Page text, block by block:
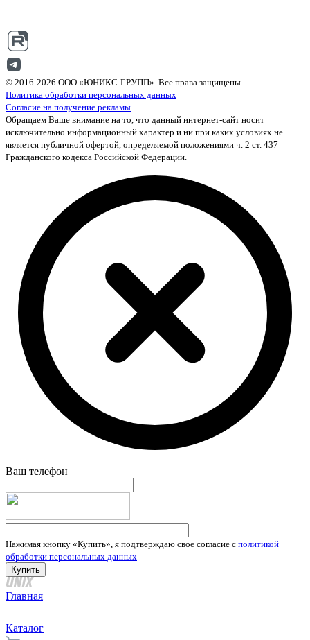
© 2016-2026 ООО «ЮНИКС-ГРУПП». Все права защищены.
Политика обработки персональных данных
Согласие на получение рекламы
Обращаем Ваше внимание на то, что данный интернет-сайт носит
исключительно информационный характер и ни при каких условиях не
является публичной офертой, определяемой положениями ч. 2 ст. 437
Гражданского кодекса Российской Федерации.
Ваш телефон
Нажимая кнопку «Купить», я подтверждаю свое согласие с политикой
обработки персональных данных
Главная
Каталог